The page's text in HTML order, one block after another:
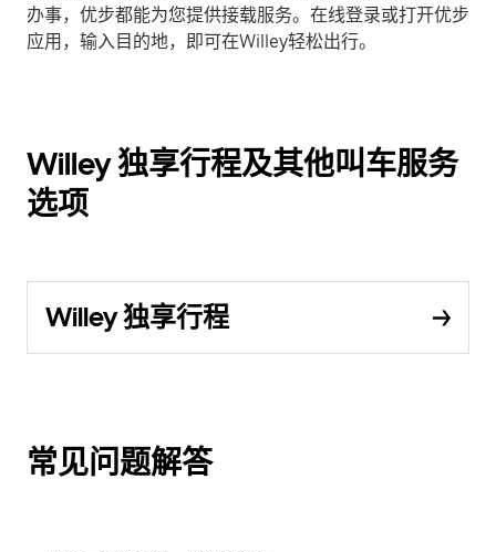
办事，优步都能为您提供接载服务。在线登录或打开优步
应用，输入目的地，即可在Willey轻松出行。
Willey 独享行程及其他叫车服务
选项
Willey 独享行程
常见问题解答